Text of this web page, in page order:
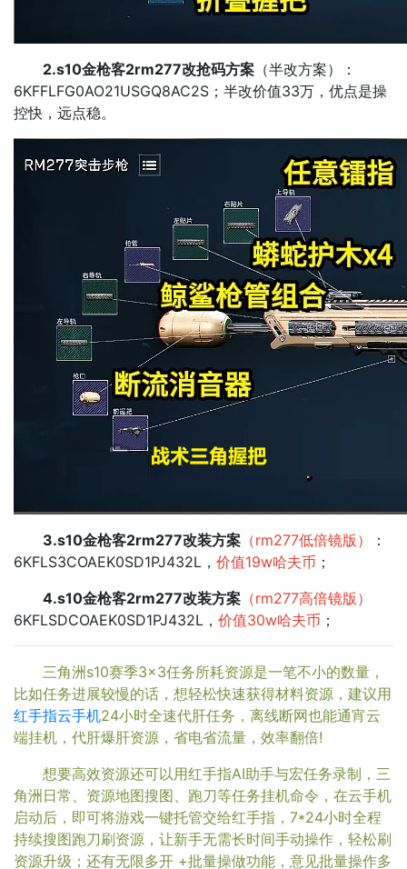
2.s10金枪客2rm277改抢码方案 （半改方案）：
6KFFLFG0AO21USGQ8AC2S；半改价值33万，优点是操
控快，远点稳。
3.s10金枪客2rm277改装方案 （rm277低倍镜版）
：
6KFLS3COAEK0SD1PJ432L， 价值19w哈夫币 ；
4.s10金枪客2rm277改装方案 （rm277高倍镜版）
6KFLSDCOAEK0SD1PJ432L， 价值30w哈夫币 ；
三角洲s10赛季3×3任务所耗资源是一笔不小的数量，
比如任务进展较慢的话，想轻松快速获得材料资源，建议用
红手指云手机24小时全速代肝任务，离线断网也能通宵云
端挂机，代肝爆肝资源，省电省流量，效率翻倍!
想要高效资源还可以用红手指AI助手与宏任务录制，三
角洲日常、资源地图搜图、跑刀等任务挂机命令，在云手机
启动后，即可将游戏一键托管交给红手指，7*24小时全程
持续搜图跑刀刷资源，让新手无需长时间手动操作，轻松刷
资源升级；还有无限多开 +批量操做功能，意见批量操作多